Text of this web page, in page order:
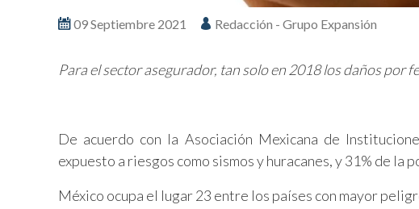
09 Septiembre 2021 Redacción - Grupo Expansión
Para el sector asegurador, tan solo en 2018 los daños por
De acuerdo con la Asociación Mexicana de
expuesto a riesgos como sismos y huracanes, y 31% de
México ocupa el lugar 23 entre los países con mayor